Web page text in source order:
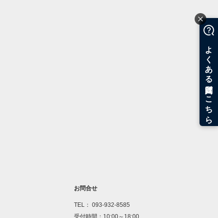
お問合せ
TEL： 093-932-8585
受付時間：10:00～18:00